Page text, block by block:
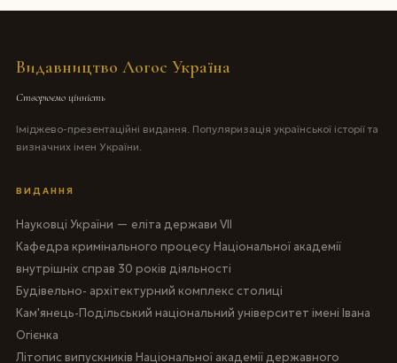
Видавництво Логос Україна
Створюємо цінність
Іміджево-презентаційні видання. Популяризація української історії та
визначних імен України.
ВИДАННЯ
Науковці України — еліта держави VII
Кафедра кримінального процесу Національної академії
внутрішніх справ 30 років діяльності
Будівельно- архітектурний комплекс столиці
Кам'янець-Подільський національний університет імені Івана
Огієнка
Літопис випускників Національної академії державного